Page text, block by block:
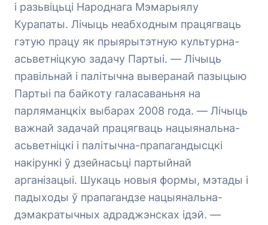
і разьвіцьці Народнага Мэмарыялу
Курапаты. Лічыць неабходным працягваць
гэтую працу як прыярытэтную культурна-
асьветніцкую задачу Партыі. — Лічыць
правільнай і палітычна выверанай пазыцыю
Партыі па байкоту галасаваньня на
парляманцкіх выбарах 2008 года. — Лічыць
важнай задачай працягваць нацыянальна-
асьветніцкі і палітычна-прапагандысцкі
накірункі ў дзейнасьці партыйнай
арганізацыі. Шукаць новыя формы, мэтады і
падыходы ў прапагандзе нацыянальна-
дэмакратычных адраджэнсках ідэй. —